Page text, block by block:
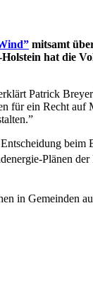
mitsamt
hat die
Patrick
für ein Recht
Plänen
in Gemeinden